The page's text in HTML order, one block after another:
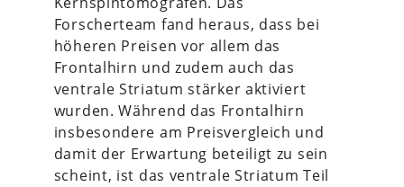
Forscherteam fand heraus, dass bei
höheren Preisen vor allem das
Frontalhirn und zudem auch das
ventrale Striatum stärker aktiviert
wurden. Während das Frontalhirn
insbesondere am Preisvergleich und
damit der Erwartung beteiligt zu sein
scheint, ist das ventrale Striatum Teil